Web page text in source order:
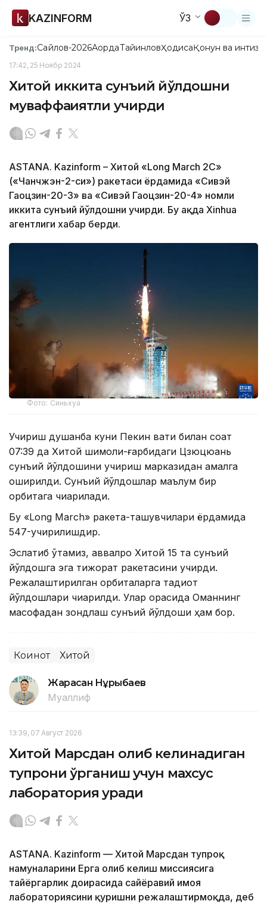
KAZINFORM ЎЗ
Тренд:Сайлов-2026АқордаТайинловҲодисаҚонун ва
17:42, 25 Ноябр 2024
Хитой иккита сунъий йўлдошни
муваффақиятли учирди
ASTANA. Kazinform – Хитой «Long March 2C»
(«Чанчжэн-2-си») ракетаси ёрдамида «Сивэй
Гаоцзин-20-3» ва «Сивэй Гаоцзин-20-4» номли
иккита сунъий йўлдошни учирди. Бу ҳақда Xinhua
агентлиги хабар берди.
Фото: Синьхуа
Учириш душанба куни Пекин вақти билан соат
07:39 да Хитой шимоли-ғарбидаги Цзюцюань
сунъий йўлдошини учириш марказидан амалга
оширилди. Сунъий йўлдошлар маълум бир
орбитага чиқарилади.
Бу «Long March» ракета-ташувчилари ёрдамида
547-учирилишдир.
Эслатиб ўтамиз, аввалроқ Хитой 15 та сунъий
йўлдошга эга тижорат ракетасини учирди.
Режалаштирилган орбиталарга тадқиқот
йўлдошлари чиқарилди. Улар орасида Оманнинг
масофадан зондлаш сунъий йўлдоши ҳам бор.
Коинот Хитой
Жарасқан Нұрыбаев
Муаллиф
13:39, 07 Август 2026
Хитой Марсдан олиб келинадиган
тупроқни ўрганиш учун махсус
лаборатория қуради
ASTANA. Kazinform — Хитой Марсдан тупроқ
намуналарини Ерга олиб келиш миссиясига
тайёргарлик доирасида сайёравий ҳимоя
лабораториясини қуришни режалаштирмоқда, деб